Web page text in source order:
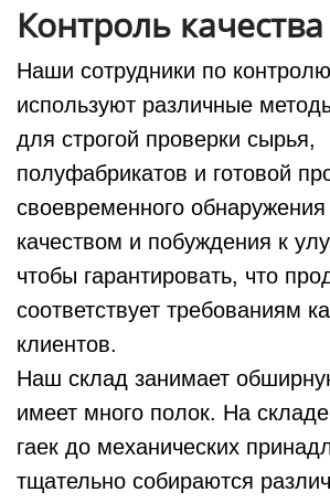
Контроль
Наши сотрудники по
используют различные
для строгой проверки сырья,
полуфабрикатов и готовой
своевременного
качеством и побуждения к
чтобы гарантировать, что
соответствует требованиям
клиентов.
Наш склад занимает
имеет много полок. На
гаек до механических
тщательно собираются